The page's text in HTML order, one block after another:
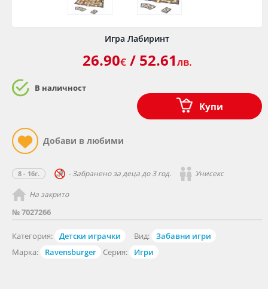
Игра Лабиринт
№ 7027266
Категория: Детски играчки Вид:
Забавни игри
Марка:
Ravensburger Серия: Игри
8 - 16г. - Забранено за деца до 3 год. Унисекс
На закрито
26.90€/ 52.61лв.
В наличност
Купи